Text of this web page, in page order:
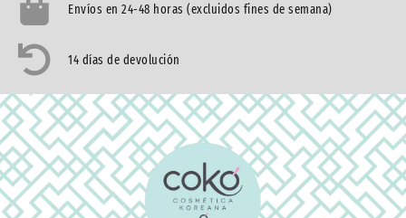
Envíos en 24-48 horas (excluidos fines de semana)
14 días de devolución